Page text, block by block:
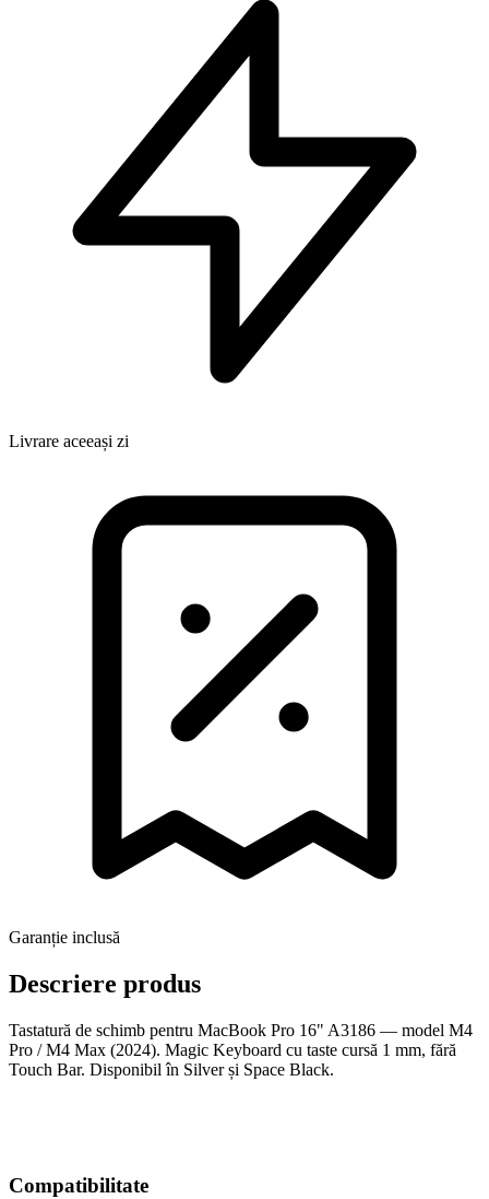
Livrare aceeași zi
Garanție inclusă
Descriere produs
Tastatură de schimb pentru MacBook Pro 16" A3186 — model M4
Pro / M4 Max (2024). Magic Keyboard cu taste cursă 1 mm, fără
Touch Bar. Disponibil în Silver și Space Black.
Compatibilitate